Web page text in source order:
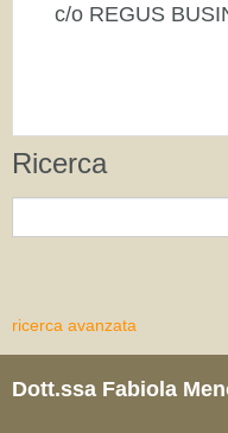
c/o REGUS
Ricerca
ricerca avanzata
Dott.ssa Fabiola